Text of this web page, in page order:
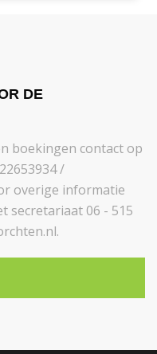
DE
boekingen contact op
/
overige informatie
secretariaat 06 - 515